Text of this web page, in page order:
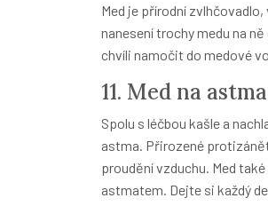
Med je přírodní
nanesení trochy medu na
chvíli namočit do medové
11. Med na
Spolu s léčbou kašle a
astma. Přirozené
proudění vzduchu. Med
astmatem. Dejte si každý